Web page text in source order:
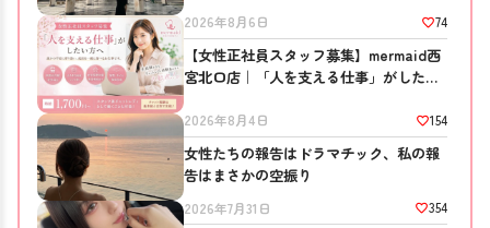
2026年8月6日 74
【女性正社員スタッフ募集】mermaid西
宮北口店｜「人を支える仕事」がしたい
2026年8月4日 154
女性たちの報告はドラマチック、私の報
告はまさかの空振り
2026年7月31日 354